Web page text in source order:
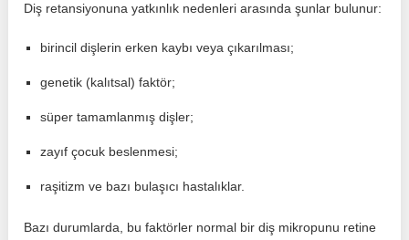
Diş retansiyonuna yatkınlık nedenleri arasında şunlar bulunur:
birincil dişlerin erken kaybı veya çıkarılması;
genetik (kalıtsal) faktör;
süper tamamlanmış dişler;
zayıf çocuk beslenmesi;
raşitizm ve bazı bulaşıcı hastalıklar.
Bazı durumlarda, bu faktörler normal bir diş mikropunu retine